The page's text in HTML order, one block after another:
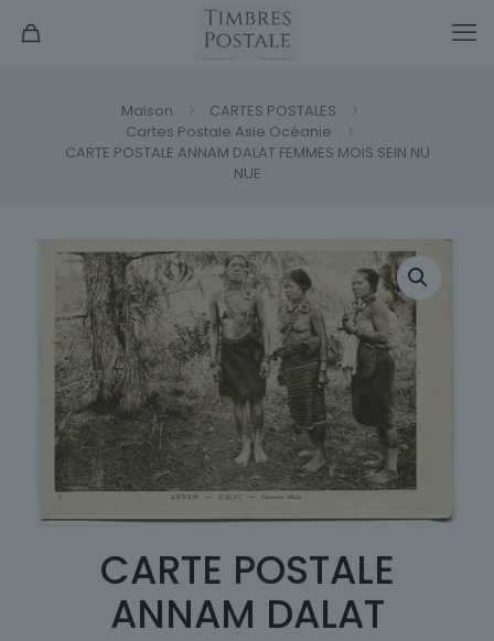
Maison
CARTES POSTALES
Cartes Postale Asie Océanie
CARTE POSTALE ANNAM DALAT FEMMES MOIS SEIN NU
NUE
CARTE POSTALE
ANNAM DALAT